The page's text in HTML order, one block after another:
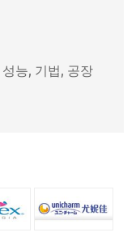
능, 기법, 공장